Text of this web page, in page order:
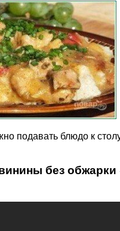
подавать блюдо к
без